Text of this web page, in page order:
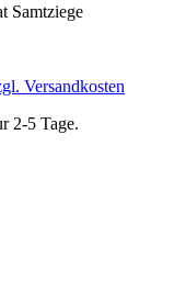
Samtziege
Versandkosten
2-5 Tage.